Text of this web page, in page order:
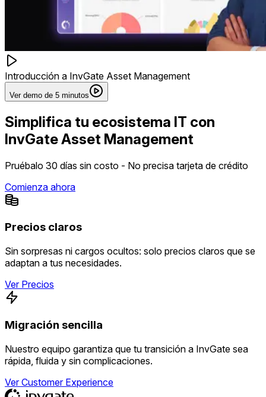
Introducción a InvGate Asset Management
Ver demo de 5 minutos
Simplifica tu ecosistema IT con
InvGate Asset Management
Pruébalo 30 días sin costo - No precisa tarjeta de crédito
Comienza ahora
Precios claros
Sin sorpresas ni cargos ocultos: solo precios claros que se
adaptan a tus necesidades.
Ver Precios
Migración sencilla
Nuestro equipo garantiza que tu transición a InvGate sea
rápida, fluida y sin complicaciones.
Ver Customer Experience